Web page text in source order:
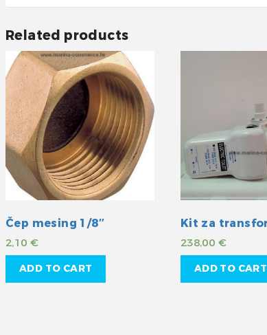
Related products
Čep mesing 1/8″
2,10 €
ADD TO CART
238,00 €
ADD TO CART